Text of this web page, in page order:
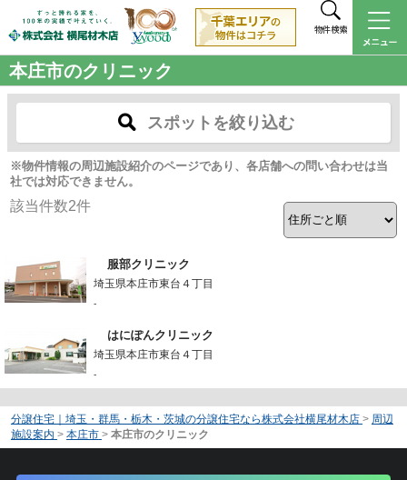
物件検索
本庄市のクリニック
スポットを絞り込む
※物件情報の周辺施設紹介のページであり、各店舗への問い合わせは当
社では対応できません。
該当件数2件
服部クリニック
埼玉県本庄市東台４丁目
-
はにぽんクリニック
埼玉県本庄市東台４丁目
-
分譲住宅｜埼玉・群馬・栃木・茨城の分譲住宅なら株式会社横尾材木店 > 周辺
施設案内 > 本庄市 > 本庄市のクリニック